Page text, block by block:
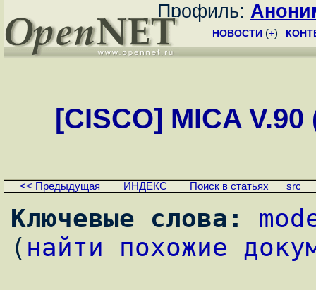
Профиль:
НОВОСТИ (+)
[CISCO] MICA
<< Предыдущая ИНДЕКС Поиск в статьях src
Ключевые слова:
( найти похожие